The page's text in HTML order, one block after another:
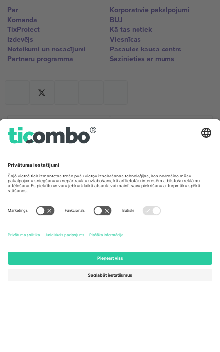
Par
Komanda
TixProtect
Izdevējs
Noteikumi un nosacījumi
Partneru programma
Korporatīvie pakalpojumi
BUJ
Kā tas notiek
Viesnīcas
Pasaules kausa centrs
Sazinieties ar mums
Biroji un atbalsts
Germany
Unter den Linden 24, 10117
Berlin, Germany
United Kingdom
Kingdom
United States
Newark, Delaware 19713, United
Switzerland
Engelberg, Switzerland